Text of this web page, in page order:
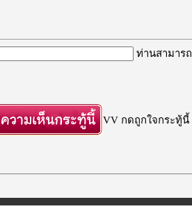
ท่านสามาร
VV กดถูกใจกระทู้นี้